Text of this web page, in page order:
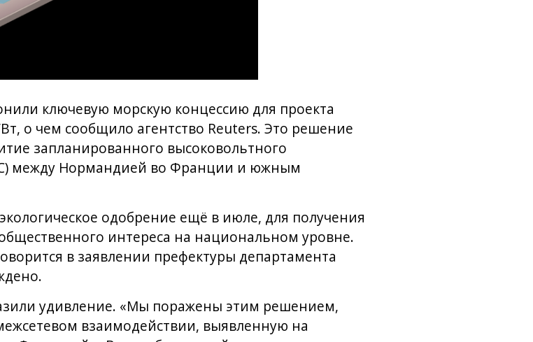
ключевую морскую концессию для проекта
о чем сообщило агентство Reuters. Это решение
запланированного высоковольтного
между Нормандией во Франции и южным
одобрение ещё в июле, для получения
интереса на национальном уровне.
в заявлении префектуры департамента
удивление. «Мы поражены этим решением,
взаимодействии, выявленную на